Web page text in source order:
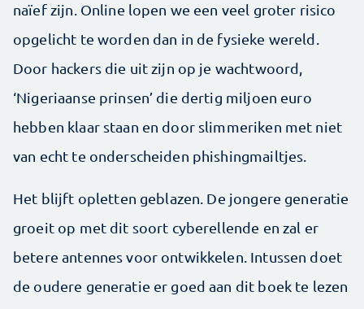
naïef zijn. Online lopen we een veel groter risico
opgelicht te worden dan in de fysieke wereld.
Door hackers die uit zijn op je wachtwoord,
‘Nigeriaanse prinsen’ die dertig miljoen euro
hebben klaar staan en door slimmeriken met niet
van echt te onderscheiden phishingmailtjes.
Het blijft opletten geblazen. De jongere generatie
groeit op met dit soort cyberellende en zal er
betere antennes voor ontwikkelen. Intussen doet
de oudere generatie er goed aan dit boek te lezen